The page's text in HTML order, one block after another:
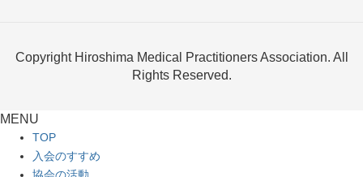
Copyright Hiroshima Medical Practitioners Association. All
Rights Reserved.
MENU
TOP
入会のすすめ